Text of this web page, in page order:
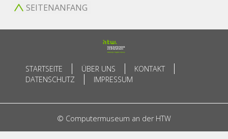
SEITENANFANG
STARTSEITE ÜBER UNS
KONTAKT
DATENSCHUTZ
IMPRESSUM
© Computermuseum an der HTW